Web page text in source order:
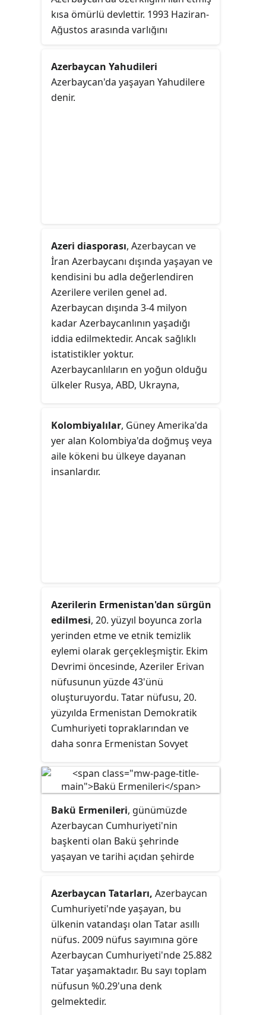
kısa ömürlü devlettir. 1993 Haziran-
Ağustos arasında varlığını
güneydoğusunda, ülkenin yedi idari
bölümünü kapsamaktaydı. Özerk
cumhuriyetin illeri şunlardır;
Azerbaycan Yahudileri
Azerbaycan'da yaşayan Yahudilere
denir.
Azeri diasporası, Azerbaycan ve
İran Azerbaycanı dışında yaşayan ve
kendisini bu adla değerlendiren
Azerilere verilen genel ad.
Azerbaycan dışında 3-4 milyon
kadar Azerbaycanlının yaşadığı
iddia edilmektedir. Ancak sağlıklı
istatistikler yoktur.
Azerbaycanlıların en yoğun olduğu
ülkeler Rusya, ABD, Ukrayna,
Azerbaycan'a komşu bölgelerinde
yaşayan etnik Azerbaycanlılar
kendilerini diaspora kapsamında
değerlendirmemektedirler.
Kolombiyalılar, Güney Amerika'da
yer alan Kolombiya'da doğmuş veya
aile kökeni bu ülkeye dayanan
insanlardır.
Azerilerin Ermenistan'dan sürgün
edilmesi, 20. yüzyıl boyunca zorla
yerinden etme ve etnik temizlik
eylemi olarak gerçekleşmiştir. Ekim
Devrimi öncesinde, Azeriler Erivan
nüfusunun yüzde 43'ünü
oluşturuyordu. Tatar nüfusu, 20.
yüzyılda Ermenistan Demokratik
Cumhuriyeti topraklarından ve
daha sonra Ermenistan Sovyet
kez zorla göç sürecine katıldı.
Stalin'in politikaları altında, 1948'de
Ermenistan Sovyet Sosyalist
Cumhuriyeti'nden yaklaşık 100.000
Azeri sınır dışı edildi. Onların evleri
daha sonra Sovyetler Birliği'ne yurt
Bakü Ermenileri, günümüzde
Azerbaycan Cumhuriyeti'nin
başkenti olan Bakü şehrinde
yaşayan ve tarihi açıdan şehirde
Ermenileri ifade eder. Ermenilerin
nüfusu şehirde 19. yüzyıl civarında
Bakü'nün Rus İmparatorluğu'na
katılması ve petrol endüstrisi
açısından merkez haline gelmesi
sonucunda artmaya başlamıştır.
Rus Devrimi'ne rağmen şehirde 20.
yüzyıl boyunca da kentte pek çok
Ermeni yaşamış olup, 1988 ile 1990
Azerbaycan Tatarları, Azerbaycan
Cumhuriyeti'nde yaşayan, bu
ülkenin vatandaşı olan Tatar asıllı
nüfus. 2009 nüfus sayımına göre
Azerbaycan Cumhuriyeti'nde 25.882
Tatar yaşamaktadır. Bu sayı toplam
nüfusun %0.29'una denk
gelmektedir.